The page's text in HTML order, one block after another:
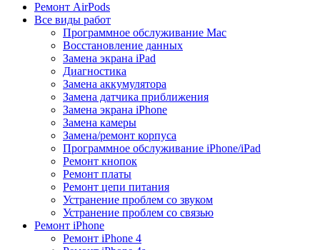
Ремонт AirPods
Все виды работ
Программное обслуживание Mac
Восстановление данных
Замена экрана iPad
Диагностика
Замена аккумулятора
Замена датчика приближения
Замена экрана iPhone
Замена камеры
Замена/ремонт корпуса
Программное обслуживание iPhone/iPad
Ремонт кнопок
Ремонт платы
Ремонт цепи питания
Устранение проблем со звуком
Устранение проблем со связью
Ремонт iPhone
Ремонт iPhone 4